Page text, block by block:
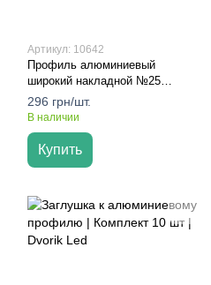
Артикул: 10642
Профиль алюминиевый
широкий накладной №25
(комплект 2 м с матовой
линзой) – Dvorik Led
296 грн/шт.
В наличии
Купить